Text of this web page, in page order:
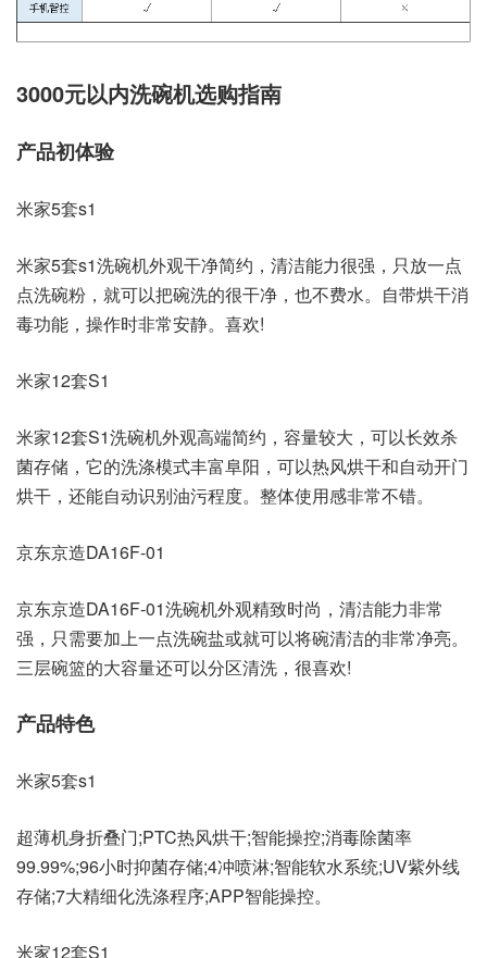
3000元以内洗碗机选购指南
产品初体验
米家5套s1
米家5套s1洗碗机外观干净简约，清洁能力很强，只放一点
点洗碗粉，就可以把碗洗的很干净，也不费水。自带烘干消
毒功能，操作时非常安静。喜欢!
米家12套S1
米家12套S1洗碗机外观高端简约，容量较大，可以长效杀
菌存储，它的洗涤模式丰富阜阳，可以热风烘干和自动开门
烘干，还能自动识别油污程度。整体使用感非常不错。
京东京造DA16F-01
京东京造DA16F-01洗碗机外观精致时尚，清洁能力非常
强，只需要加上一点洗碗盐或就可以将碗清洁的非常净亮。
三层碗篮的大容量还可以分区清洗，很喜欢!
产品特色
米家5套s1
超薄机身折叠门;PTC热风烘干;智能操控;消毒除菌率
99.99%;96小时抑菌存储;4冲喷淋;智能软水系统;UV紫外线
存储;7大精细化洗涤程序;APP智能操控。
米家12套S1